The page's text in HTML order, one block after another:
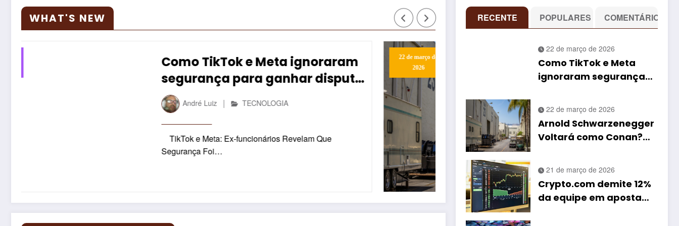
WHAT'S NEW
disputa
Arnold Schwarzenegger Voltará
como Conan? Preparações,
Desafios e Futuro do Filme
Entretenimento
O Anúncio Surpreendente: Arnold e seu Retorno como
2026
RECENTE POPULARES COMENTÁRIO
22 de março de 2026
Como TikTok e Meta
ignoraram segurança
por engajamento,
segundo ex-
funcionários
22 de março de 2026
Arnold Schwarzenegger
Voltará como Conan?
Futuro do Filme
21 de março de 2026
Crypto.com demite 12%
da equipe em aposta